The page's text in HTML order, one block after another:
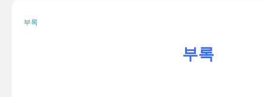
부록
부록